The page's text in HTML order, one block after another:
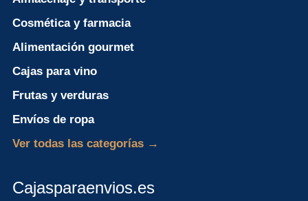
Cosmética y farmacia
Alimentación gourmet
Cajas para vino
Frutas y verduras
Envíos de ropa
Ver todas las categorías →
Cajasparaenvios.es